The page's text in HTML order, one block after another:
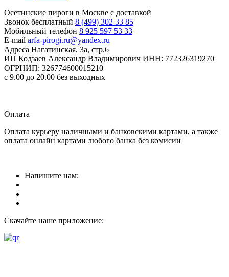
Осетинские пироги в Москве с доставкой
Звонок бесплатный 8 (499) 302 33 85
Мобильный телефон 8 925 597 53 33
E-mail arfa-pirogi.ru@yandex.ru
Адреса Нагатинская, 3а, стр.6
ИП Кодзаев Александр Владимирович ИНН: 772326319270
ОГРНИП: 326774600015210
с 9.00 до 20.00 без выходных
Оплата
Оплата курьеру наличными и банковскими картами, а также
оплата онлайн картами любого банка без комисии
Напишите нам:
Скачайте наше приложение: